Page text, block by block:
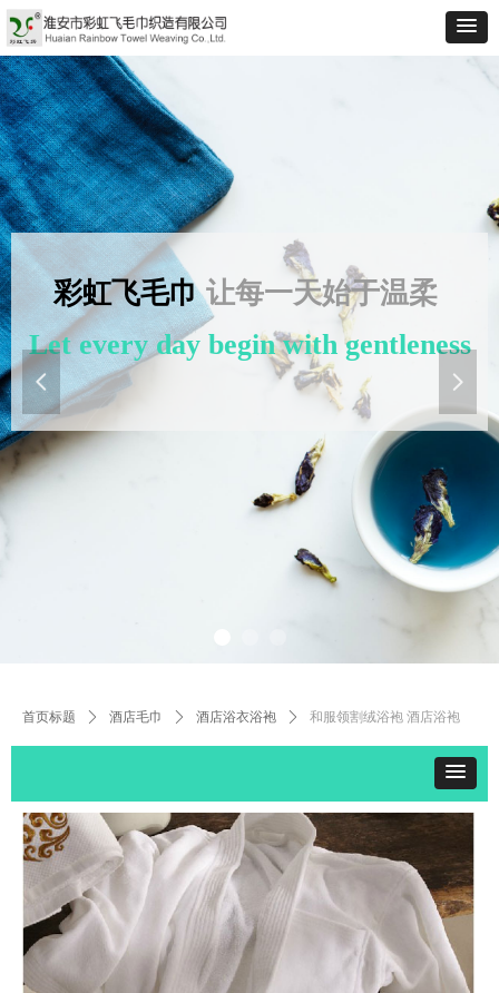
彩虹飞毛巾 让每一天始于温柔
Let every day begin with gentleness
넳 넲
首页标题 ꄲ 酒店毛巾 ꄲ 酒店浴衣浴袍 ꄲ 和服领割绒浴袍 酒店浴袍